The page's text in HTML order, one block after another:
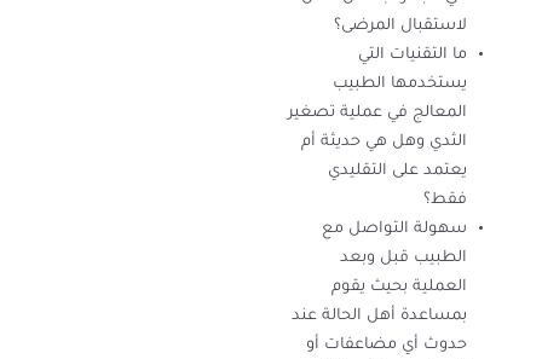
لاستقبال المرضى؟
ما التقنيات التي
يستخدمها الطبيب
المعالج في عملية تصغير
الثدي وهل هي حديثة أم
يعتمد على التقليدي
فقط؟
سهولة التواصل مع
الطبيب قبل وبعد
العملية بحيث يقوم
بمساعدة أهل الحالة عند
حدوث أي مضاعفات أو